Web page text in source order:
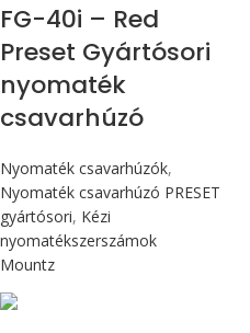
FG-40i – Red
Preset Gyártósori
nyomaték
csavarhúzó
Nyomaték csavarhúzók,
Nyomaték csavarhúzó PRESET
gyártósori, Kézi
nyomatékszerszámok
Mountz